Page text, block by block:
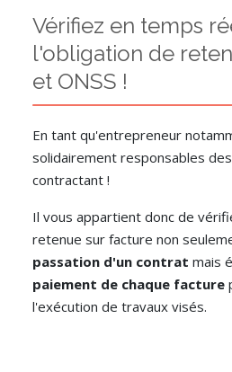
Vérifiez en temps
l'obligation de
et ONSS !
En tant qu'entrepreneur
solidairement responsables
contractant !
Il vous appartient donc de
retenue sur facture non
passation d'un contrat mais
paiement de chaque facture
l'exécution de travaux visés.